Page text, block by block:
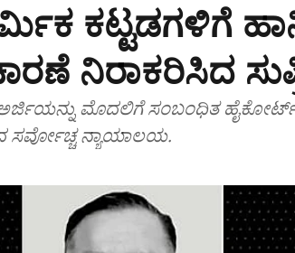
ಕಟ್ಟಡಗಳಿಗೆ
ನಿರಾಕರಿಸಿದ
ಮೊದಲಿಗೆ ಸಂಬಂಧಿತ ಹೈಕೋರ್ಟ್
ಸರ್ವೋಚ್ಚ ನ್ಯಾಯಾಲಯ.